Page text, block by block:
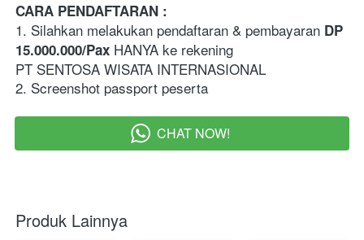
CARA PENDAFTARAN :
1. Silahkan melakukan pendaftaran & pembayaran DP
15.000.000/Pax HANYA ke rekening
PT SENTOSA WISATA INTERNASIONAL
2. Screenshot passport peserta
` CHAT NOW!
Produk Lainnya